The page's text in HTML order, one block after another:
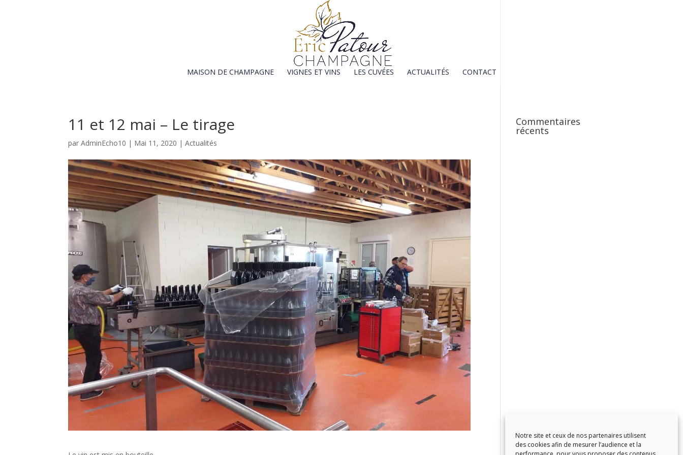
Notre site et ceux de nos partenaires utilisent
des cookies afin de mesurer l’audience et la
MAISON DE CHAMPAGNE VIGNES ET VINS LES CUVÉES ACTUALITÉS CONTACT
11 et 12 mai – Le tirage
parAdminEcho10 | Mai 11, 2020 |Actualités
Commentaires
récents